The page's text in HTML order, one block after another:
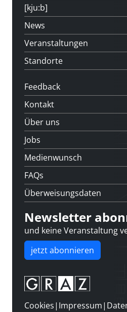
[kju:b]
News
Veranstaltungen
Standorte
Feedback
Kontakt
Über uns
Jobs
Medienwunsch
FAQs
Überweisungsdaten
Newsletter
und keine Veranstaltung
jetzt abonnieren
Cookies| Impressum|